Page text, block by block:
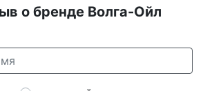
о бренде Волга-Ойл